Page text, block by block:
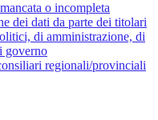
o incompleta
dei dati da parte dei titolari
di amministrazione, di
governo
regionali/provinciali